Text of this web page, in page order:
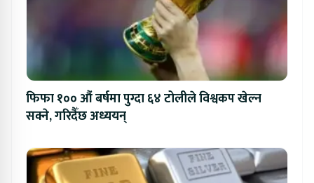
फिफा १०० औं बर्षमा पुग्दा ६४ टोलीले विश्वकप खेल्न
सक्ने, गरिदैँछ अध्ययन्